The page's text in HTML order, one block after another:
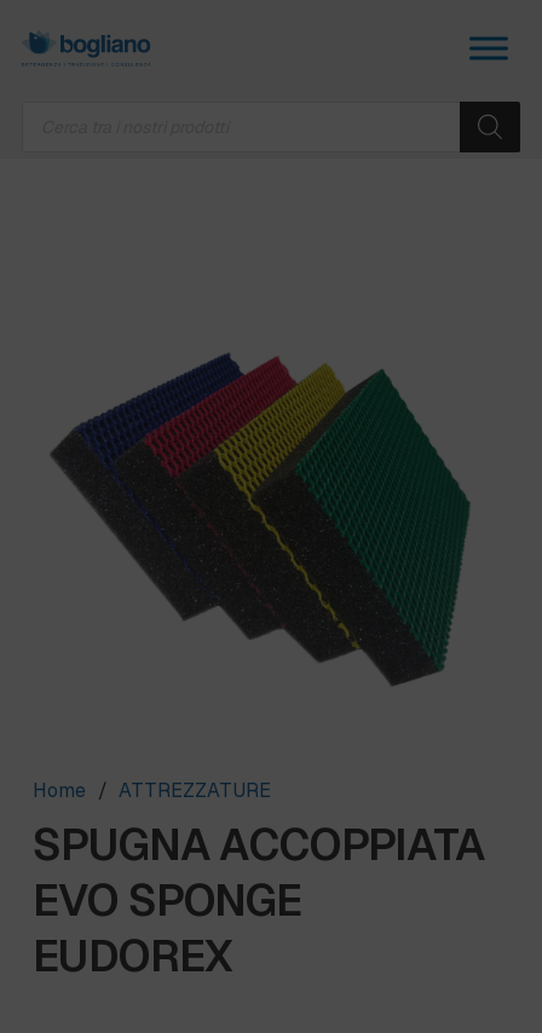
Home / ATTREZZATURE
SPUGNA ACCOPPIATA
EVO SPONGE
EUDOREX